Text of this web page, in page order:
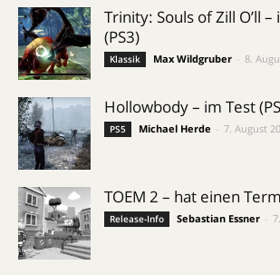
Trinity: Souls of Zill O’ll –
(PS3)
Klassik Max Wildgruber 8.
Hollowbody – im Test
PS5 Michael Herde 7. August
TOEM 2 – hat einen
Release-Info Sebastian Essner